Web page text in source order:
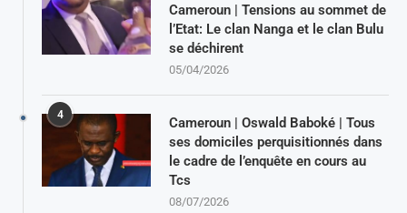
Cameroun | Tensions au sommet de
l’Etat: Le clan Nanga et le clan Bulu
se déchirent
05/04/2026
4
Cameroun | Oswald Baboké | Tous
ses domiciles perquisitionnés dans
le cadre de l’enquête en cours au
Tcs
08/07/2026